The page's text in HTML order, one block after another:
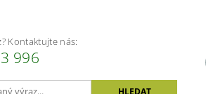
Kontaktujte nás:
996